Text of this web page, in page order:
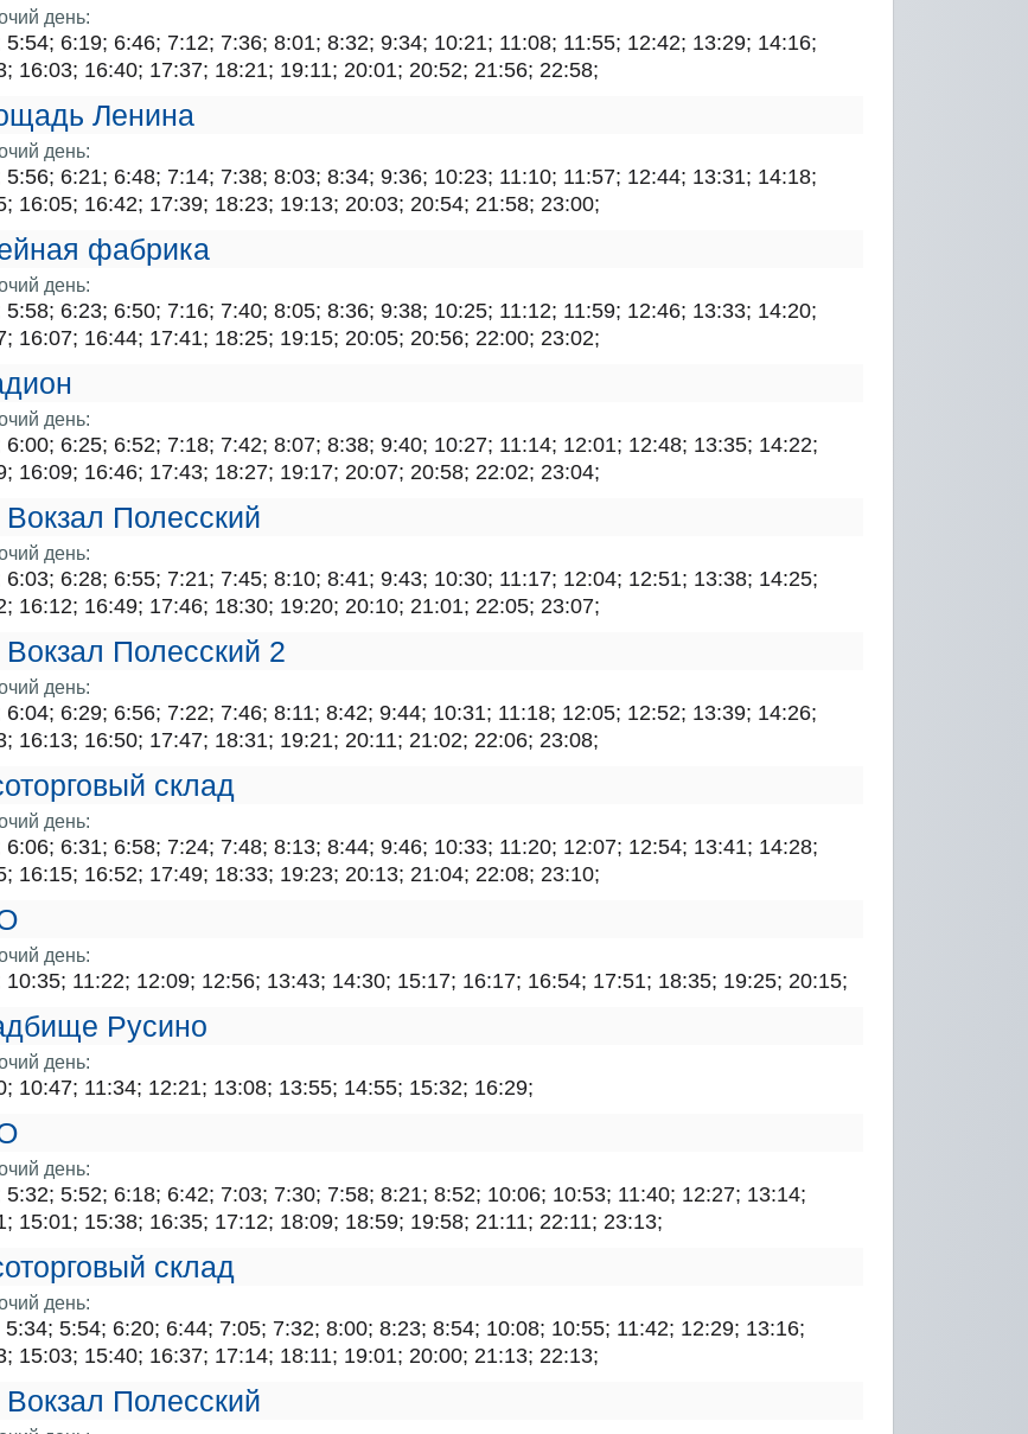
день:
5:54; 6:19; 6:46; 7:12; 7:36; 8:01; 8:32; 9:34; 10:21; 11:08; 11:55; 12:42; 13:29; 14:16;
16:03; 16:40; 17:37; 18:21; 19:11; 20:01; 20:52; 21:56; 22:58;
Ленина
день:
5:56; 6:21; 6:48; 7:14; 7:38; 8:03; 8:34; 9:36; 10:23; 11:10; 11:57; 12:44; 13:31; 14:18;
16:05; 16:42; 17:39; 18:23; 19:13; 20:03; 20:54; 21:58; 23:00;
фабрика
день:
5:58; 6:23; 6:50; 7:16; 7:40; 8:05; 8:36; 9:38; 10:25; 11:12; 11:59; 12:46; 13:33; 14:20;
16:07; 16:44; 17:41; 18:25; 19:15; 20:05; 20:56; 22:00; 23:02;
день:
6:00; 6:25; 6:52; 7:18; 7:42; 8:07; 8:38; 9:40; 10:27; 11:14; 12:01; 12:48; 13:35; 14:22;
16:09; 16:46; 17:43; 18:27; 19:17; 20:07; 20:58; 22:02; 23:04;
Полесский
день:
6:03; 6:28; 6:55; 7:21; 7:45; 8:10; 8:41; 9:43; 10:30; 11:17; 12:04; 12:51; 13:38; 14:25;
16:12; 16:49; 17:46; 18:30; 19:20; 20:10; 21:01; 22:05; 23:07;
Полесский 2
день:
6:04; 6:29; 6:56; 7:22; 7:46; 8:11; 8:42; 9:44; 10:31; 11:18; 12:05; 12:52; 13:39; 14:26;
16:13; 16:50; 17:47; 18:31; 19:21; 20:11; 21:02; 22:06; 23:08;
склад
день:
6:06; 6:31; 6:58; 7:24; 7:48; 8:13; 8:44; 9:46; 10:33; 11:20; 12:07; 12:54; 13:41; 14:28;
16:15; 16:52; 17:49; 18:33; 19:23; 20:13; 21:04; 22:08; 23:10;
день:
10:35; 11:22; 12:09; 12:56; 13:43; 14:30; 15:17; 16:17; 16:54; 17:51; 18:35; 19:25; 20:15;
Русино
день:
10:47; 11:34; 12:21; 13:08; 13:55; 14:55; 15:32; 16:29;
день:
5:32; 5:52; 6:18; 6:42; 7:03; 7:30; 7:58; 8:21; 8:52; 10:06; 10:53; 11:40; 12:27; 13:14;
15:01; 15:38; 16:35; 17:12; 18:09; 18:59; 19:58; 21:11; 22:11; 23:13;
склад
день:
5:34; 5:54; 6:20; 6:44; 7:05; 7:32; 8:00; 8:23; 8:54; 10:08; 10:55; 11:42; 12:29; 13:16;
15:03; 15:40; 16:37; 17:14; 18:11; 19:01; 20:00; 21:13; 22:13;
Полесский